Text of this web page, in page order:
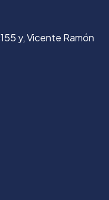
y, Vicente Ramón